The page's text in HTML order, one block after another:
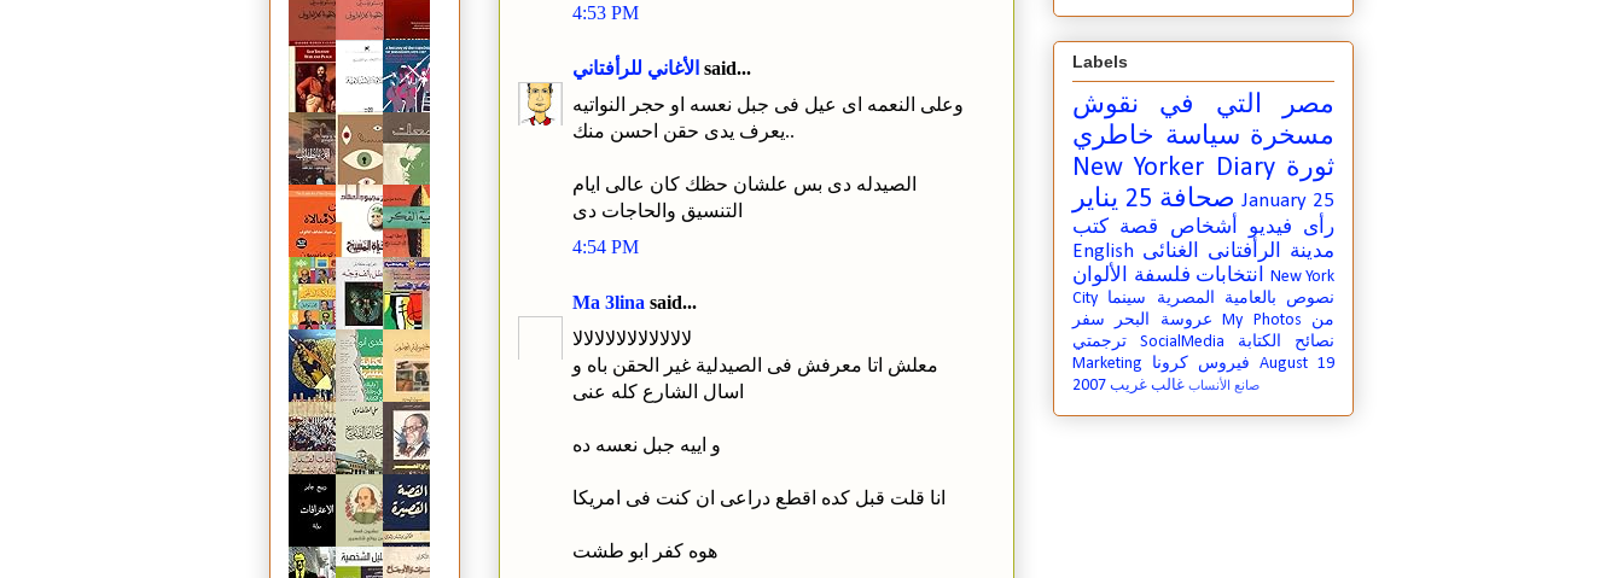
4:53 PM
الأغاني للرأفتاني said...
وعلى النعمه اى عيل فى جبل نعسه او حجر النواتيه
يعرف يدى حقن احسن منك..
الصيدله دى بس علشان حظك كان عالى ايام
التنسيق والحاجات دى
4:54 PM
Ma 3lina said...
لالالالالالالالالالالا
معلش اتا معرفش فى الصيدلية غير الحقن باه و
اسال الشارع كله عنى
و اييه جبل نعسه ده
انا قلت قبل كده اقطع دراعى ان كنت فى امريكا
هوه كفر ابو طشت
Labels
نقوش
مصر التي في
خاطري سياسة مسخرة
New Yorker Diary ثورة
25 يناير صحافة January 25
كتب
قصة أشخاص فيديو
رأى
English الرأفتانى الغنائى
مدينة
الألوان
فلسفة انتخابات
New York
City سينما
نصوص بالعامية المصرية
سفر
عروسة البحر My Photos
من
ترجمتي
SocialMedia
نصائح الكتابة
Marketing
فيروس كرونا August 19
2007 غالب غريب صانع الأنساب